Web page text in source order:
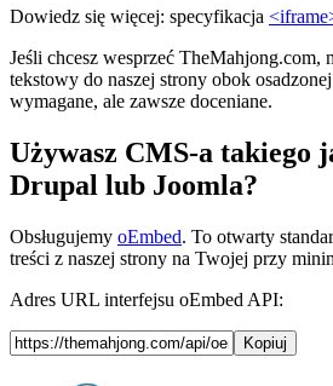
Dowiedz się więcej: specyfikacja
Jeśli chcesz wesprzeć TheMahjong.com,
tekstowy do naszej strony obok
wymagane, ale zawsze doceniane.
Używasz CMS-a takiego
Drupal lub Joomla?
Obsługujemy oEmbed. To otwarty
treści z naszej strony na Twojej przy
Adres URL interfejsu oEmbed API:
Kopiuj